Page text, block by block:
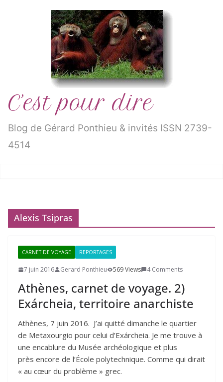
C’est pour dire
Blog de Gérard Ponthieu & invités ISSN 2739-
4514
Alexis Tsipras
CARNET DE VOYAGE REPORTAGES
7 juin 2016 Gerard Ponthieu 569 Views 4 Comments
Athènes, carnet de voyage. 2)
Exárcheia, territoire anarchiste
Athènes, 7 juin 2016. J’ai quitté dimanche le quartier
de Metaxourgio pour celui d’Exárcheia. Je me trouve à
une encablure du Musée archéologique et plus
près encore de l’École polytechnique. Comme qui dirait
« au cœur du problème » grec.